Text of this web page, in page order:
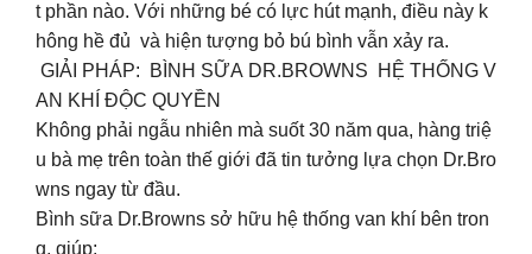
t phần nào. Với những bé có lực hút mạnh, điều này k
hông hề đủ và hiện tượng bỏ bú bình vẫn xảy ra.
GIẢI PHÁP: BÌNH SỮA DR.BROWNS HỆ THỐNG V
AN KHÍ ĐỘC QUYỀN
Không phải ngẫu nhiên mà suốt 30 năm qua, hàng triệ
u bà mẹ trên toàn thế giới đã tin tưởng lựa chọn Dr.Bro
wns ngay từ đầu.
Bình sữa Dr.Browns sở hữu hệ thống van khí bên tron
g, giúp: